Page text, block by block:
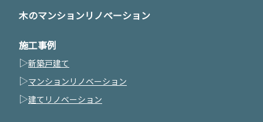
木のマンションリノベーション
施工事例
▷新築戸建て
▷マンションリノベーション
▷建てリノベーション